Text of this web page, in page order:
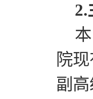
2.
院
副